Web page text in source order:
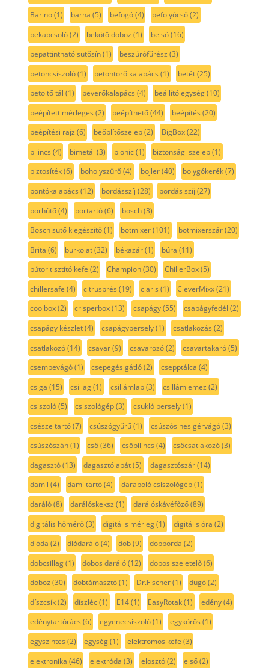
Barino(1) barna (5) befogó(4) befolyócső(2)
bekapcsoló(2) bekötő doboz (1) belső(16)
bepattintható sütősín(1) beszúrófűrész (3)
betoncsiszoló(1) betontörő kalapács (1) betét(25)
betöltő tál (1) beverőkalapács (4) beállító egység(10)
beépített mérleges (2) beépíthető(44) beépítés (20)
beépítési rajz (6) beőblítőszelep(2) BigBox(22)
bilincs (4) bimetál (3) bionic(1) biztonsági szelep(1)
biztosíték(6) boholyszűrő(4) bojler(40) bolygókerék(7)
bontókalapács (12) bordásszíj (28) bordás szíj (27)
borhűtő(4) bortartó(6) bosch(3)
Bosch sütő kiegészítő(1) botmixer(101) botmixerszár(20)
Brita (6) burkolat(32) békazár(1) búra (11)
bútor tisztító kefe (2) Champion(30) ChillerBox(5)
chillersafe (4) citrusprés (19) claris (1) CleverMixx(21)
coolbox(2) crisperbox(13) csapágy(55) csapágyfedél (2)
csapágy készlet(4) csapágypersely(1) csatlakozás (2)
csatlakozó(14) csavar(9) csavarozó(2) csavartakaró(5)
csempevágó(1) csepegés gátló(2) csepptálca (4)
csiga (15) csillag(1) csillámlap(3) csillámlemez (2)
csiszoló(5) csiszológép(3) csukló persely(1)
csésze tartó(7) csúszógyűrű(1) csúszósines gérvágó(3)
csúszószán(1) cső(36) csőbilincs (4) csőcsatlakozó(3)
dagasztó(13) dagasztólapát(5) dagasztószár(14)
damil (4) damiltartó(4) daraboló csiszológép(1)
daráló(8) darálóskeksz (1) darálóskávéfőző(89)
digitális hőmérő(3) digitális mérleg(1) digitális óra (2)
dióda (2) diódaráló(4) dob(9) dobborda (2)
dobcsillag(1) dobos daráló(12) dobos szeletelő(6)
doboz (30) dobtámasztó(1) Dr.Fischer(1) dugó(2)
díszcsík(2) díszléc(1) E14(1) EasyRotak(1) edény(4)
edénytartórács (6) egyenecsiszoló(1) egykörös (1)
egyszintes (2) egység(1) elektromos kefe (3)
elektronika (46) elektróda (3) elosztó(2) első(2)